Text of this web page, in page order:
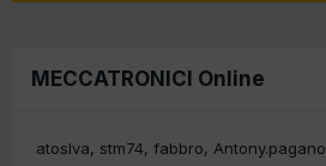
MECCATRONICI Online
atoslva stm74 fabbro Antony.pagano